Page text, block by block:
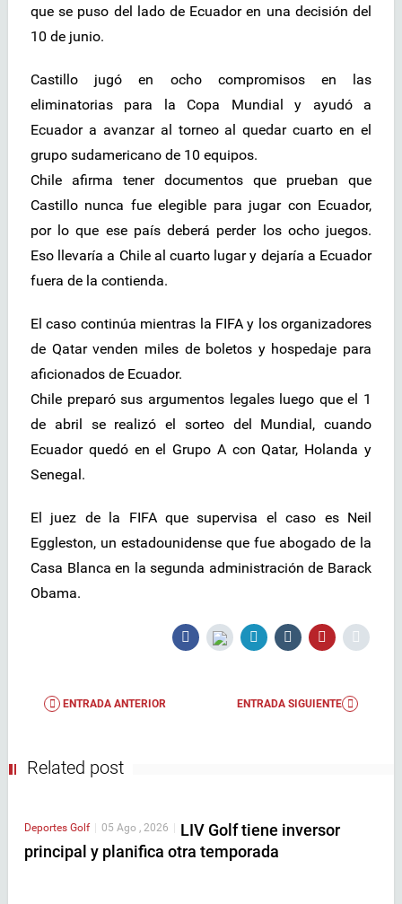
que se puso del lado de Ecuador en una decisión del
10 de junio.
Castillo jugó en ocho compromisos en las
eliminatorias para la Copa Mundial y ayudó a
Ecuador a avanzar al torneo al quedar cuarto en el
grupo sudamericano de 10 equipos.
Chile afirma tener documentos que prueban que
Castillo nunca fue elegible para jugar con Ecuador,
por lo que ese país deberá perder los ocho juegos.
Eso llevaría a Chile al cuarto lugar y dejaría a Ecuador
fuera de la contienda.
El caso continúa mientras la FIFA y los organizadores
de Qatar venden miles de boletos y hospedaje para
aficionados de Ecuador.
Chile preparó sus argumentos legales luego que el 1
de abril se realizó el sorteo del Mundial, cuando
Ecuador quedó en el Grupo A con Qatar, Holanda y
Senegal.
El juez de la FIFA que supervisa el caso es Neil
Eggleston, un estadounidense que fue abogado de la
Casa Blanca en la segunda administración de Barack
Obama.
ENTRADA ANTERIOR ENTRADA SIGUIENTE
Related post
Deportes Golf 05 Ago , 2026
LIV Golf tiene inversor
principal y planifica otra temporada